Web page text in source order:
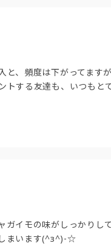
と、頻度は下がってます
トする友達も、いつもと
ガイモの味がしっかりして
まいます(^з^)-☆